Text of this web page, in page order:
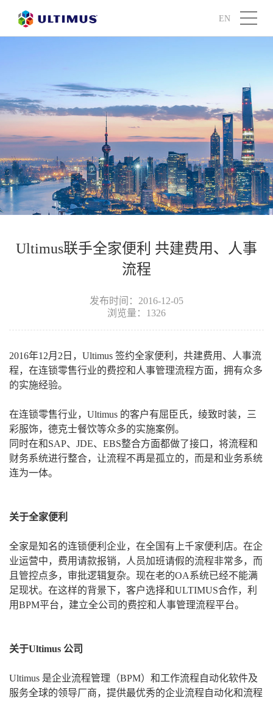
EN
Ultimus联手全家便利 共建费用、人事
流程
发布时间：2016-12-05
浏览量：1326
2016年12月2日，Ultimus 签约全家便利，共建费用、人事流
程，在连锁零售行业的费控和人事管理流程方面，拥有众多
的实施经验。
在连锁零售行业，Ultimus 的客户有屈臣氏，绫致时装，三
彩服饰，德克士餐饮等众多的实施案例。
同时在和SAP、JDE、EBS整合方面都做了接口，将流程和
财务系统进行整合，让流程不再是孤立的，而是和业务系统
连为一体。
关于全家便利
全家是知名的连锁便利企业，在全国有上千家便利店。在企
业运营中，费用请款报销，人员加班请假的流程非常多，而
且管控点多，审批逻辑复杂。现在老的OA系统已经不能满
足现状。在这样的背景下，客户选择和ULTIMUS合作，利
用BPM平台，建立全公司的费控和人事管理流程平台。
关于Ultimus 公司
Ultimus 是企业流程管理（BPM）和工作流程自动化软件及
服务全球的领导厂商，提供最优秀的企业流程自动化和流程